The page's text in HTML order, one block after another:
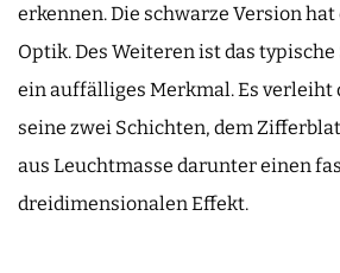
erkennen. Die schwarze Version
Optik. Des Weiteren ist das
ein auffälliges Merkmal. Es verleiht
seine zwei Schichten, dem
aus Leuchtmasse darunter einen
dreidimensionalen Effekt.